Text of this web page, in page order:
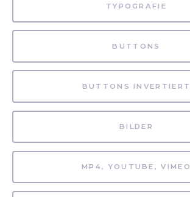
TYPOGRAFIE
BUTTONS
BUTTONS INVERTIERT
BILDER
MP4, YOUTUBE, VIMEO